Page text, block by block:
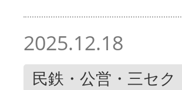
2025.12.18
民鉄・公営・三セク